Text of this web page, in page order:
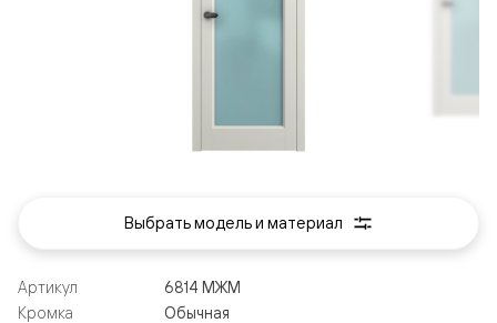
Артикул
6814 МЖМ
Кромка
Обычная
Выбрать модель и материал